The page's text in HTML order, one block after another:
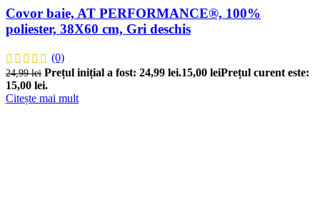
Covor baie, AT PERFORMANCE®, 100%
poliester, 38X60 cm, Gri deschis
(0)
24,99lei Prețul inițial a fost: 24,99 lei.15,00 leiPrețul curent este:
15,00 lei.
Citește mai mult